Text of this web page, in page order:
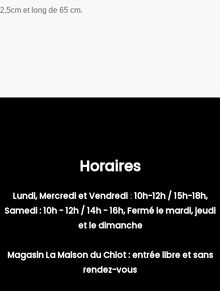
2,5cm et long de 65 cm.
Horaires
Lundi, Mercredi et Vendredi: 10h-12h / 15h-18h,
Samedi : 10h - 12h / 14h - 16h, Fermé le mardi, jeudi
et le dimanche
Magasin La Maison du Chiot : entrée libre et sans
rendez-vous